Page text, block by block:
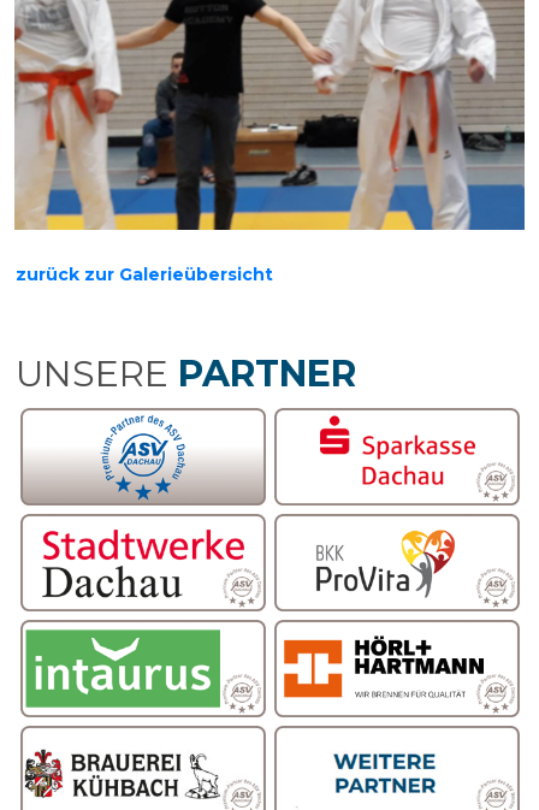
zurück zur Galerieübersicht
UNSERE PARTNER